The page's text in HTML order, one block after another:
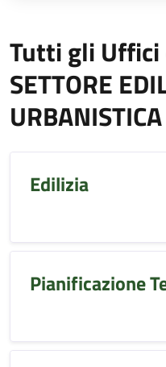
Tutti gli
SETTORE
URBANISTICA
Edilizia
Pianificazione